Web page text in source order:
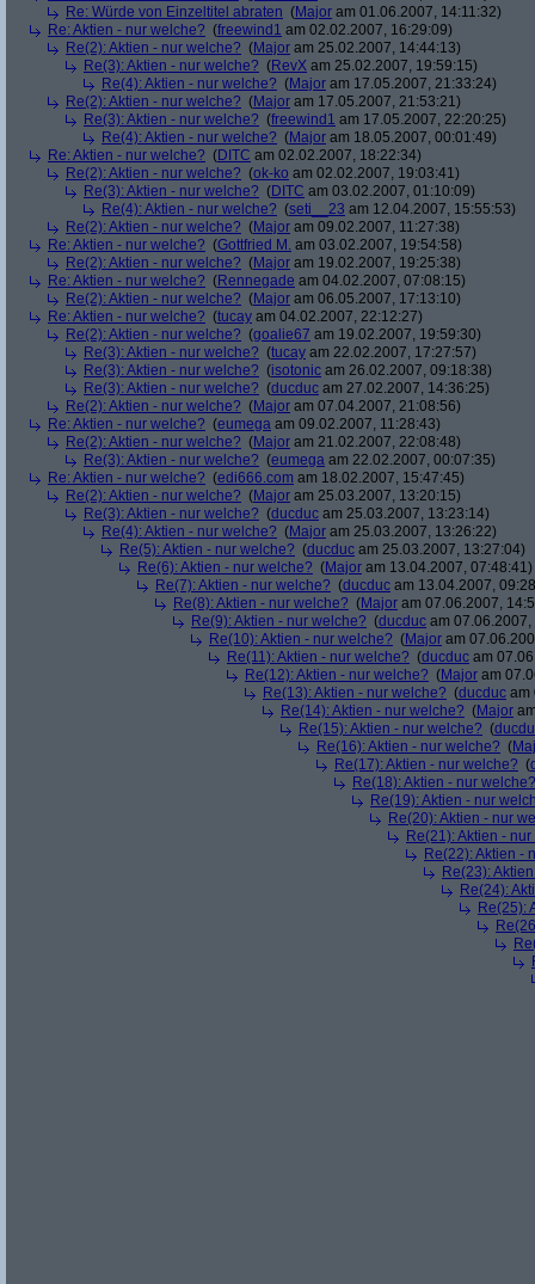
Re: Würde von Einzeltitel abraten (Major am 01.06.2007, 14:11:32)
Re: Aktien - nur welche? (freewind1 am 02.02.2007, 16:29:09)
Re(2): Aktien - nur welche? (Major am 25.02.2007, 14:44:13)
Re(3): Aktien - nur welche? (RevX am 25.02.2007, 19:59:15)
Re(4): Aktien - nur welche? (Major am 17.05.2007, 21:33:24)
Re(2): Aktien - nur welche? (Major am 17.05.2007, 21:53:21)
Re(3): Aktien - nur welche? (freewind1 am 17.05.2007, 22:20:25)
Re(4): Aktien - nur welche? (Major am 18.05.2007, 00:01:49)
Re: Aktien - nur welche? (DITC am 02.02.2007, 18:22:34)
Re(2): Aktien - nur welche? (ok-ko am 02.02.2007, 19:03:41)
Re(3): Aktien - nur welche? (DITC am 03.02.2007, 01:10:09)
Re(4): Aktien - nur welche? (seti__23 am 12.04.2007, 15:55:53)
Re(2): Aktien - nur welche? (Major am 09.02.2007, 11:27:38)
Re: Aktien - nur welche? (Gottfried M. am 03.02.2007, 19:54:58)
Re(2): Aktien - nur welche? (Major am 19.02.2007, 19:25:38)
Re: Aktien - nur welche? (Rennegade am 04.02.2007, 07:08:15)
Re(2): Aktien - nur welche? (Major am 06.05.2007, 17:13:10)
Re: Aktien - nur welche? (tucay am 04.02.2007, 22:12:27)
Re(2): Aktien - nur welche? (goalie67 am 19.02.2007, 19:59:30)
Re(3): Aktien - nur welche? (tucay am 22.02.2007, 17:27:57)
Re(3): Aktien - nur welche? (isotonic am 26.02.2007, 09:18:38)
Re(3): Aktien - nur welche? (ducduc am 27.02.2007, 14:36:25)
Re(2): Aktien - nur welche? (Major am 07.04.2007, 21:08:56)
Re: Aktien - nur welche? (eumega am 09.02.2007, 11:28:43)
Re(2): Aktien - nur welche? (Major am 21.02.2007, 22:08:48)
Re(3): Aktien - nur welche? (eumega am 22.02.2007, 00:07:35)
Re: Aktien - nur welche? (edi666.com am 18.02.2007, 15:47:45)
Re(2): Aktien - nur welche? (Major am 25.03.2007, 13:20:15)
Re(3): Aktien - nur welche? (ducduc am 25.03.2007, 13:23:14)
Re(4): Aktien - nur welche? (Major am 25.03.2007, 13:26:22)
Re(5): Aktien - nur welche? (ducduc am 25.03.2007, 13:27:04)
Re(6): Aktien - nur welche? (Major am 13.04.2007, 07:48:41)
Re(7): Aktien - nur welche? (ducduc am 13.04.2007,
Re(8): Aktien - nur welche? (Major am 07.06.2007,
Re(9): Aktien - nur welche? (ducduc am
Re(10): Aktien - nur welche? (Major am
Re(11): Aktien - nur welche? (ducduc am
Re(12): Aktien - nur welche? (Major am
Re(13): Aktien - nur welche? (ducduc am
Re(14): Aktien - nur welche? (Major
Re(15): Aktien - nur welche? (
Re(16): Aktien - nur welche? (
Re(17): Aktien - nur welche? (
Re(18): Aktien - nur welche?
Re(19): Aktien - nur
Re(20): Aktien - nur
Re(21): Aktien -
Re(22): Aktien -
Re(23):
Re(24):
Re(25):